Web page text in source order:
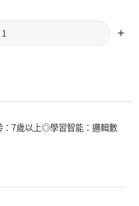
7歲以上◎學習智能：邏輯數